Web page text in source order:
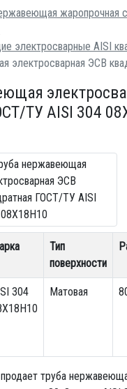
жаропрочная
электросварные AISI
электросварная ЭСВ
ТУ AISI 304
Тип
поверхности
304
Матовая
труба